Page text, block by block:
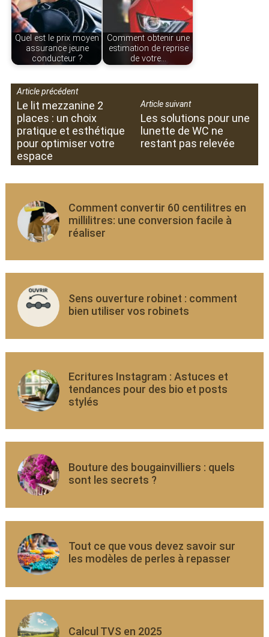
Quel est le prix moyen
assurance jeune
conducteur ?
Comment obtenir une
estimation de reprise
de votre…
Article précédent
Le lit mezzanine 2
places : un choix
pratique et esthétique
pour optimiser votre
espace
Article suivant
Les solutions pour une
lunette de WC ne
restant pas relevée
Comment convertir 60 centilitres en
millilitres: une conversion facile à
réaliser
Sens ouverture robinet : comment
bien utiliser vos robinets
Ecritures Instagram : Astuces et
tendances pour des bio et posts
stylés
Bouture des bougainvilliers : quels
sont les secrets ?
Tout ce que vous devez savoir sur
les modèles de perles à repasser
Calcul TVS en 2025